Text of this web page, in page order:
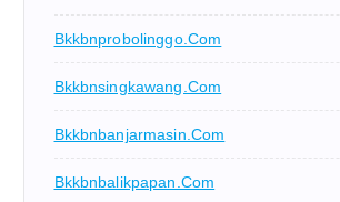
Bkkbnprobolinggo.com
Bkkbnsingkawang.com
Bkkbnbanjarmasin.com
Bkkbnbalikpapan.com